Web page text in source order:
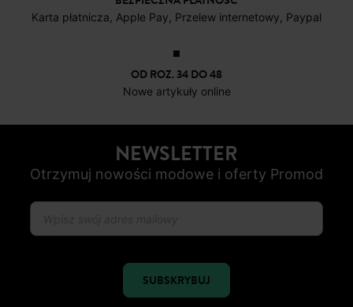
Karta płatnicza, Apple Pay, Przelew internetowy, Paypal
OD ROZ. 34 DO 48
Nowe artykuły online
NEWSLETTER
Otrzymuj nowości modowe i oferty Promod
SUBSKRYBUJ